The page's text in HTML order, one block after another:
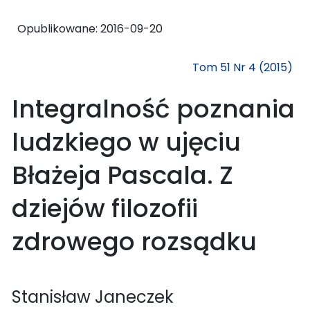
Opublikowane: 2016-09-20
Tom 51 Nr 4 (2015)
Integralność poznania
ludzkiego w ujęciu
Błażeja Pascala. Z
dziejów filozofii
zdrowego rozsądku
Stanisław Janeczek